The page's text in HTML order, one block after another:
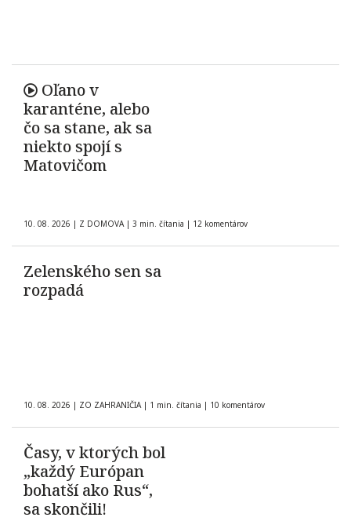
Oľano v
karanténe, alebo
čo sa stane, ak sa
niekto spojí s
Matovičom
10. 08. 2026 | Z DOMOVA | 3 min. čítania | 12 komentárov
Zelenského sen sa
rozpadá
10. 08. 2026 | ZO ZAHRANIČIA | 1 min. čítania | 10 komentárov
Časy, v ktorých bol
„každý Európan
bohatší ako Rus“,
sa skončili!